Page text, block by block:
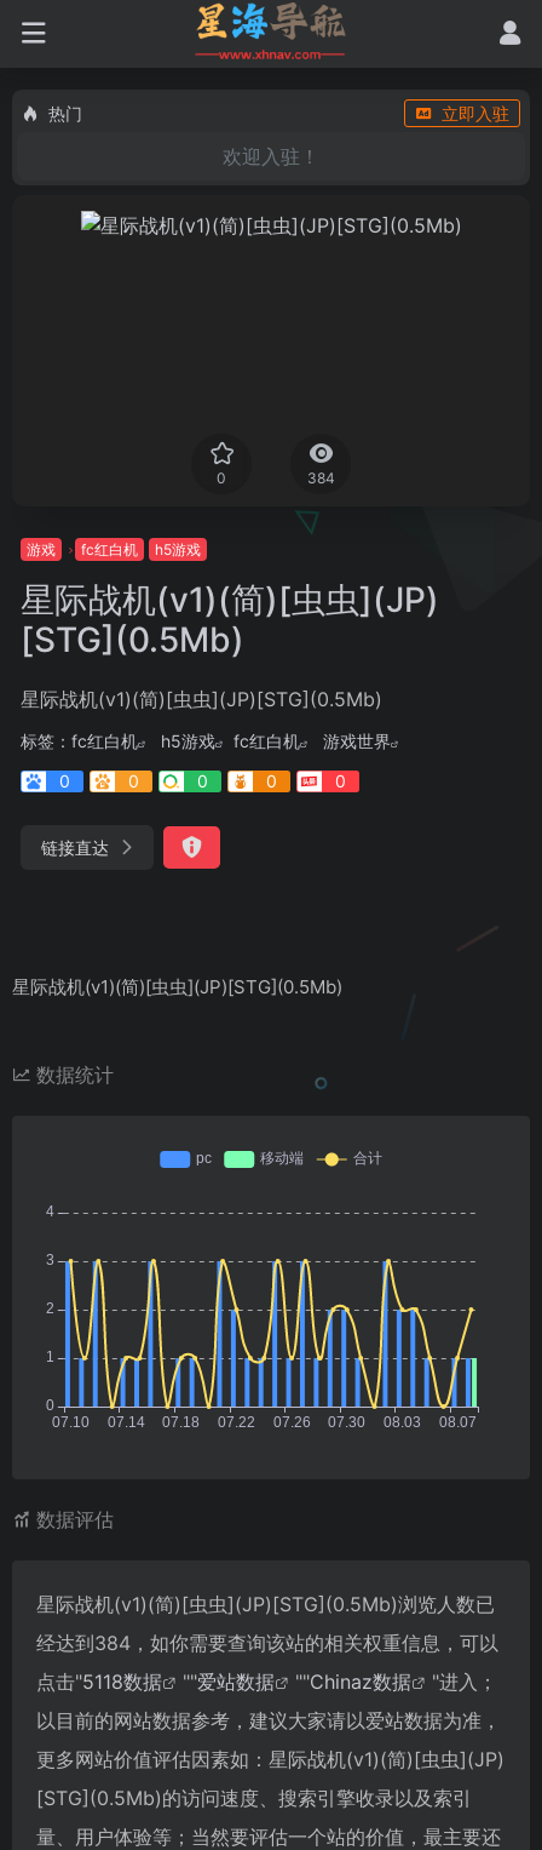
热门 立即入驻
欢迎入驻！
0 384
游戏 fc红白机 h5游戏
星际战机(v1)(简)[虫虫](JP)
[STG](0.5Mb)
星际战机(v1)(简)[虫虫](JP)[STG](0.5Mb)
标签： fc红白机 h5游戏 fc红白机
游戏世界
0
0 0 0 0
链接直达
星际战机(v1)(简)[虫虫](JP)[STG](0.5Mb)
数据统计
数据评估
星际战机(v1)(简)[虫虫](JP)[STG](0.5Mb)浏览人数已
经达到384，如你需要查询该站的相关权重信息，可以
点击"5118数据 ""爱站数据 ""Chinaz数据
"进入；
以目前的网站数据参考，建议大家请以爱站数据为准，
更多网站价值评估因素如：星际战机(v1)(简)[虫虫](JP)
[STG](0.5Mb)的访问速度、搜索引擎收录以及索引
量、用户体验等；当然要评估一个站的价值，最主要还